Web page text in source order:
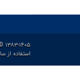
۱۳۸۳-۱۴۰۵ © حقوق متون فارسی، تصاویر و طرح قالب برای سایت p30download و حقوق سایر محتوا برای پدیدآورنده آن محفوظ هست.
استفاده از